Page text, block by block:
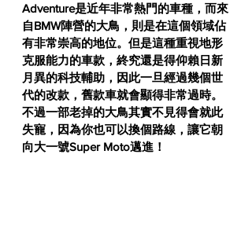
Adventure是近年非常熱門的車種，而來
自BMW陣營的大鳥，則是在這個領域佔
有非常崇高的地位。但是這種重視地形
克服能力的車款，終究還是得仰賴日新
月異的科技輔助，因此一旦經過幾個世
代的改款，舊款車就會顯得非常過時。
不過一部老掉的大鳥其實不見得會就此
失寵，因為你也可以換個路線，讓它朝
向大一號Super Moto邁進！